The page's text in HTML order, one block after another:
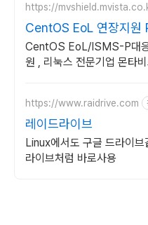
https://
CentOS EoL 연장지원
CentOS EoL/ISMS-P대
원 , 리눅스 전문기업 몬타
https://www.raidrive.com
레이드라이브
Linux에서도 구글 드라이
라이브처럼 바로사용